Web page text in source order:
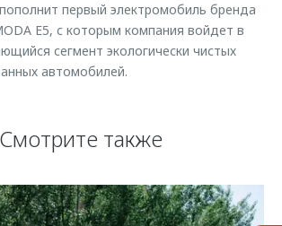
первый электромобиль бренда
E5, с которым компания войдет в
сегмент экологически чистых
автомобилей.
Смотрите также